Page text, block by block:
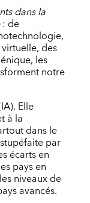
dans la
: de
des
les
notre
Elle
à la
dans le
par
écarts en
pays en
niveaux de
avancés.